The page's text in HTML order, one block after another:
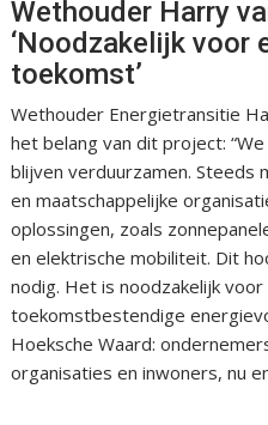
Wethouder Harry
‘Noodzakelijk voor
toekomst’
Wethouder Energietransitie
het belang van dit project:
blijven verduurzamen. Steeds
en maatschappelijke
oplossingen, zoals
en elektrische mobiliteit. Dit
nodig. Het is noodzakelijk
toekomstbestendige
Hoeksche Waard:
organisaties en inwoners, nu